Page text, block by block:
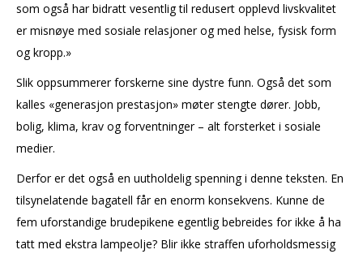
som også har bidratt vesentlig til redusert opplevd livskvalitet
er misnøye med sosiale relasjoner og med helse, fysisk form
og kropp.»
Slik oppsummerer forskerne sine dystre funn. Også det som
kalles «generasjon prestasjon» møter stengte dører. Jobb,
bolig, klima, krav og forventninger – alt forsterket i sosiale
medier.
Derfor er det også en uutholdelig spenning i denne teksten. En
tilsynelatende bagatell får en enorm konsekvens. Kunne de
fem uforstandige brudepikene egentlig bebreides for ikke å ha
tatt med ekstra lampeolje? Blir ikke straffen uforholdsmessig